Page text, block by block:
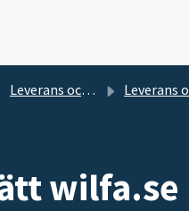
Leverans och köpvillkor wilfa.se Leverans och
wilfa.se